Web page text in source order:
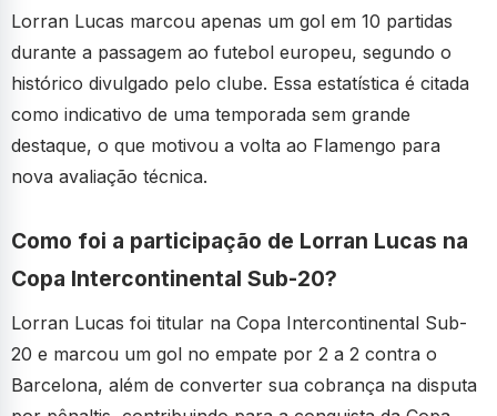
Lorran Lucas marcou apenas um gol em 10 partidas
durante a passagem ao futebol europeu, segundo o
histórico divulgado pelo clube. Essa estatística é citada
como indicativo de uma temporada sem grande
destaque, o que motivou a volta ao Flamengo para
nova avaliação técnica.
Como foi a participação de Lorran Lucas na
Copa Intercontinental Sub-20?
Lorran Lucas foi titular na Copa Intercontinental Sub-
20 e marcou um gol no empate por 2 a 2 contra o
Barcelona, além de converter sua cobrança na disputa